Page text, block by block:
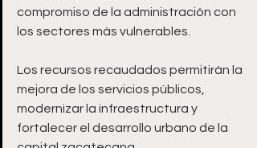
compromiso de la administración con
los sectores más vulnerables.
Los recursos recaudados permitirán la
mejora de los servicios públicos,
modernizar la infraestructura y
fortalecer el desarrollo urbano de la